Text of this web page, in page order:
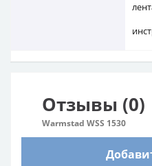
Отзывы (0)
Warmstad WSS 1530